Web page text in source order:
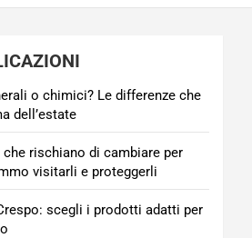
o chimici? Le differenze che
dell’estate
rischiano di cambiare per
visitarli e proteggerli
scegli i prodotti adatti per